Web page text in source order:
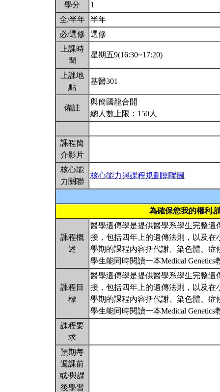
學分
1
全/半年
半年
必/選修
選修
上課時
間
星期五9(16:30~17:20)
上課地
點
基醫301
備註
與簡國龍合開
總人數上限：150人
課程簡
介影片
核心能
力關聯
核心能力與課程規劃關聯圖
為確保您我的權利,
課程概
述
醫學遺傳學是提供醫學系學生完整
接，包括四年上的遺傳法則，以及
學期的課程內容括代謝、染色體、
學生能同時閱讀一本Medical Genetics
課程目
標
醫學遺傳學是提供醫學系學生完整
接，包括四年上的遺傳法則，以及
學期的課程內容括代謝、染色體、
學生能同時閱讀一本Medical Genetics
課程要
求
預期每
週課前
或/與課
後學習